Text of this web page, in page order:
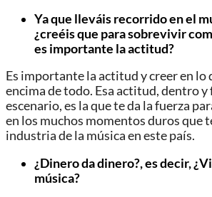
Ya que lleváis recorrido en el
¿creéis que para sobrevivir
es importante la actitud?
Es importante la actitud y creer en lo
encima de todo. Esa actitud, dentro y
escenario, es la que te da la fuerza
en los muchos momentos duros que
industria de la música en este país.
¿Dinero da dinero?, es decir,
música?